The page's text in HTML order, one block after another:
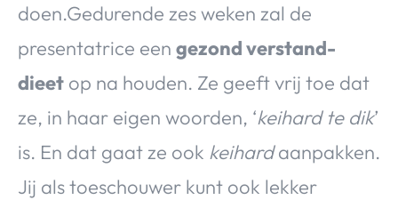
doen.Gedurende zes weken zal de
presentatrice een gezond verstand-
dieet op na houden. Ze geeft vrij toe dat
ze, in haar eigen woorden, ‘keihard te dik’
is. En dat gaat ze ook keihardaanpakken.
Jij als toeschouwer kunt ook lekker